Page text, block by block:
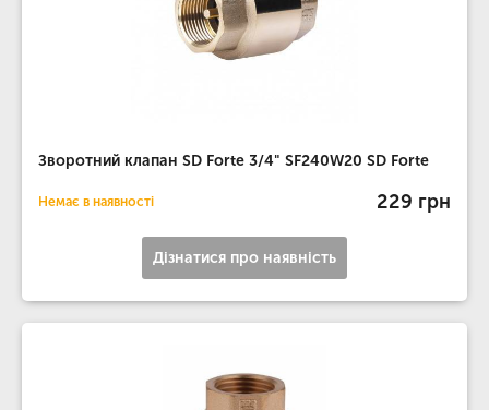
Зворотний клапан SD Forte 3/4" SF240W20 SD Forte
Немає в наявності 229 грн
Дізнатися про наявність